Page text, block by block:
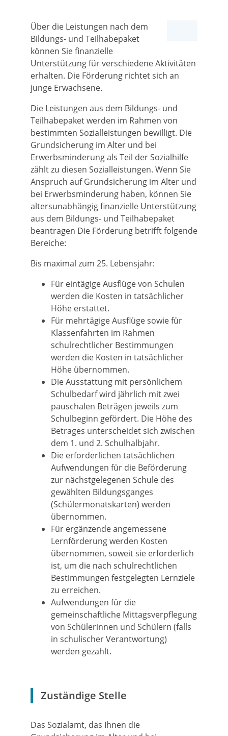
Über die Leistungen nach dem
Bildungs- und Teilhabepaket
können Sie finanzielle
Unterstützung für verschiedene Aktivitäten
erhalten. Die Förderung richtet sich an
junge Erwachsene.
Die Leistungen aus dem Bildungs- und
Teilhabepaket werden im Rahmen von
bestimmten Sozialleistungen bewilligt. Die
Grundsicherung im Alter und bei
Erwerbsminderung als Teil der Sozialhilfe
zählt zu diesen Sozialleistungen. Wenn Sie
Anspruch auf Grundsicherung im Alter und
bei Erwerbsminderung haben, können Sie
altersunabhängig finanzielle Unterstützung
aus dem Bildungs- und Teilhabepaket
beantragen Die Förderung betrifft folgende
Bereiche:
Bis maximal zum 25. Lebensjahr:
Für eintägige Ausflüge von Schulen
werden die Kosten in tatsächlicher
Höhe erstattet.
Für mehrtägige Ausflüge sowie für
Klassenfahrten im Rahmen
schulrechtlicher Bestimmungen
werden die Kosten in tatsächlicher
Höhe übernommen.
Die Ausstattung mit persönlichem
Schulbedarf wird jährlich mit zwei
pauschalen Beträgen jeweils zum
Schulbeginn gefördert. Die Höhe des
Betrages unterscheidet sich zwischen
dem 1. und 2. Schulhalbjahr.
Die erforderlichen tatsächlichen
Aufwendungen für die Beförderung
zur nächstgelegenen Schule des
gewählten Bildungsganges
(Schülermonatskarten) werden
übernommen.
Für ergänzende angemessene
Lernförderung werden Kosten
übernommen, soweit sie erforderlich
ist, um die nach schulrechtlichen
Bestimmungen festgelegten Lernziele
zu erreichen.
Aufwendungen für die
gemeinschaftliche Mittagsverpflegung
von Schülerinnen und Schülern (falls
in schulischer Verantwortung)
werden gezahlt.
Zuständige Stelle
Das Sozialamt, das Ihnen die